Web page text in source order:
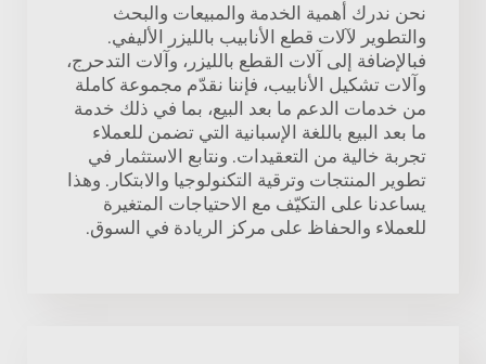
نحن ندرك أهمية الخدمة والمبيعات والبحث
والتطوير لآلات قطع الأنابيب بالليزر الأليفي.
فبالإضافة إلى آلات القطع بالليزر، وآلات التدحرج،
وآلات تشكيل الأنابيب، فإننا نقدّم مجموعة كاملة
من خدمات الدعم ما بعد البيع، بما في ذلك خدمة
ما بعد البيع باللغة الإسبانية التي تضمن للعملاء
تجربة خالية من التعقيدات. ونتابع الاستثمار في
تطوير المنتجات وترقية التكنولوجيا والابتكار. وهذا
يساعدنا على التكيّف مع الاحتياجات المتغيرة
للعملاء والحفاظ على مركز الريادة في السوق.